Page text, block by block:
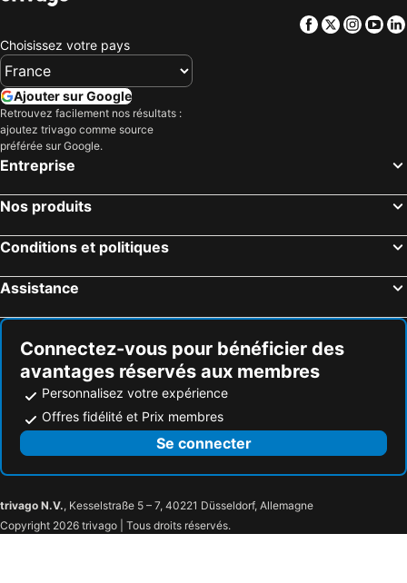
Facebook
Twitter
Choisissez votre pays
Ajouter sur Google
Retrouvez facilement nos résultats :
ajoutez trivago comme source
préférée sur Google.
Entreprise
Nos produits
Conditions et politiques
Assistance
Connectez-vous pour bénéficier des
avantages réservés aux membres
Personnalisez votre expérience
Offres fidélité et Prix membres
Se connecter
trivago N.V., Kesselstraße 5 – 7, 40221 Düsseldorf, Allemagne
Copyright 2026 trivago | Tous droits réservés.